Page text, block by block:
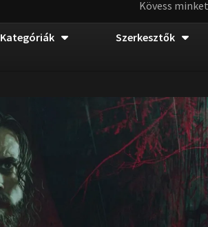
Kövess
Kategóriák Szerkesztők